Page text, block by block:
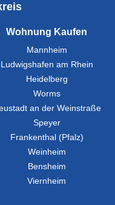
Wohnung Kaufen
Mannheim
Ludwigshafen am Rhein
Heidelberg
Worms
an der Weinstraße
Speyer
Frankenthal (Pfalz)
Weinheim
Bensheim
Viernheim